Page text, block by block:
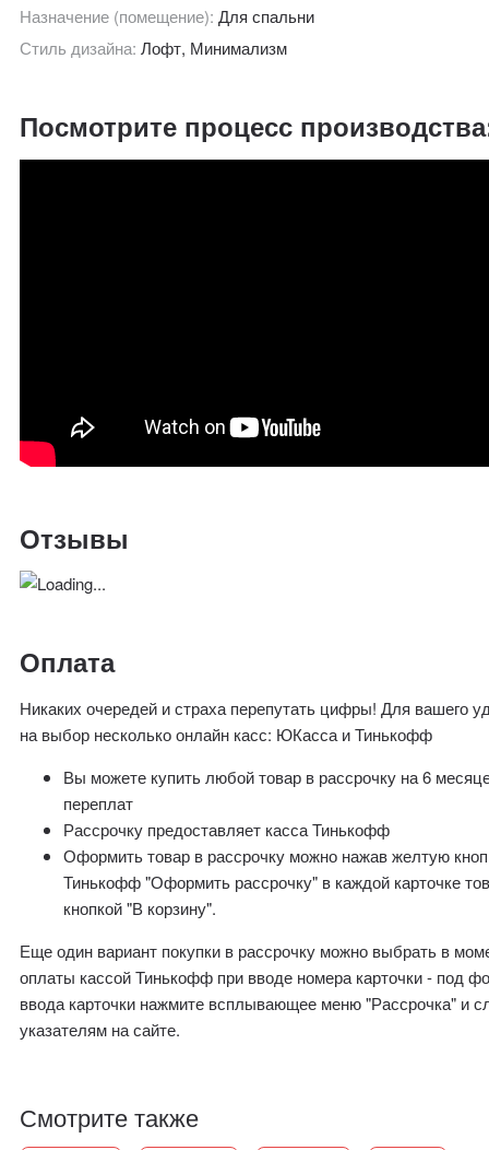
Назначение (помещение):Для спальни
Стиль дизайна:Лофт, Минимализм
Посмотрите процесс
Отзывы
Оплата
Никаких очередей и страха перепутать цифры! Для вашего
на выбор несколько онлайн касс: ЮКасса и Тинькофф
Вы можете купить любой товар в рассрочку на 6
переплат
Рассрочку предоставляет касса Тинькофф
Оформить товар в рассрочку можно нажав желтую
Тинькофф "Оформить рассрочку" в каждой карточке
кнопкой "В корзину".
Еще один вариант покупки в рассрочку можно выбрать в
оплаты кассой Тинькофф при вводе номера карточки - под
ввода карточки нажмите всплывающее меню "Рассрочка" и
указателям на сайте.
Смотрите также